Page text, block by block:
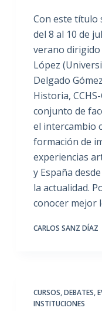
Con este título
del 8 al 10 de
verano
López
Delgado
Historia,
conjunto de
el intercambio
formación de
experiencias
y España
la actualidad.
conocer mejor
CARLOS SANZ DÍAZ
CURSOS,DEBATES,
INSTITUCIONES